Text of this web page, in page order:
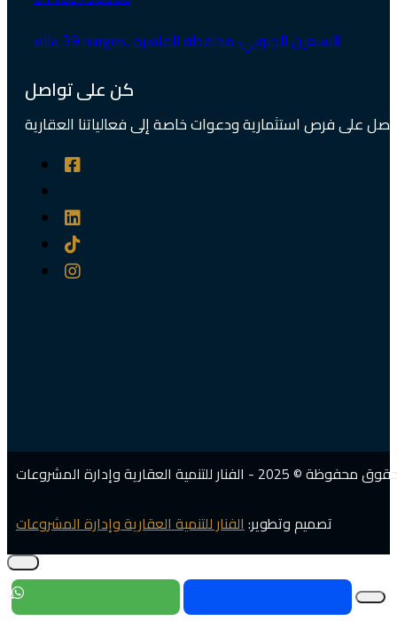
كن على تواصل
على فرص استثمارية ودعوات خاصة إلى فعالياتنا العقارية
- الفنار للتنمية العقارية وإدارة المشروعات
تصميم وتطوير:الفنار للتنمية العقارية وإدارة المشروعات